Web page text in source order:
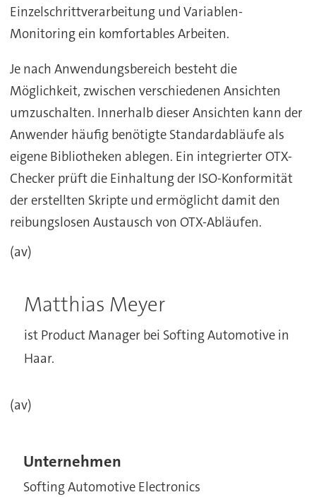
Einzelschrittverarbeitung und Variablen-
Monitoring ein komfortables Arbeiten.
Je nach Anwendungsbereich besteht die
Möglichkeit, zwischen verschiedenen Ansichten
umzuschalten. Innerhalb dieser Ansichten kann der
Anwender häufig benötigte Standardabläufe als
eigene Bibliotheken ablegen. Ein integrierter OTX-
Checker prüft die Einhaltung der ISO-Konformität
der erstellten Skripte und ermöglicht damit den
reibungslosen Austausch von OTX-Abläufen.
(av)
Matthias Meyer
ist Product Manager bei Softing Automotive in
Haar.
(av)
Unternehmen
Softing Automotive Electronics